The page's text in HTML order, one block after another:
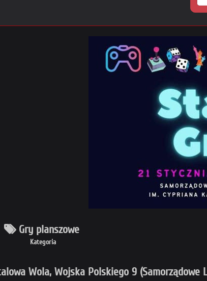
Kategoria
Gry planszowe
Wola, Wojska Polskiego 9